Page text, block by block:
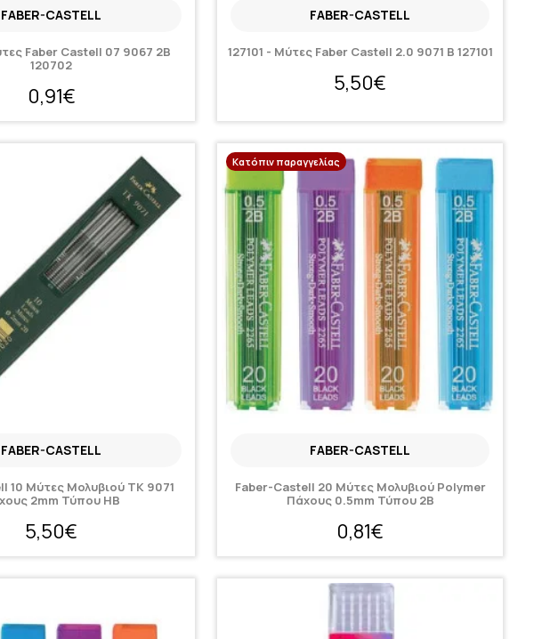
FABER-CASTELL
Faber Castell 07 9067 2B
120702
0,91€
FABER-CASTELL
127101 - Μύτες Faber Castell 2.0 9071 B 127101
5,50€
FABER-CASTELL
10 Μύτες Μολυβιού TK 9071
2mm Τύπου HB
5,50€
Κατόπιν παραγγελίας
FABER-CASTELL
Faber-Castell 20 Μύτες Μολυβιού Polymer
Πάχους 0.5mm Τύπου 2B
0,81€